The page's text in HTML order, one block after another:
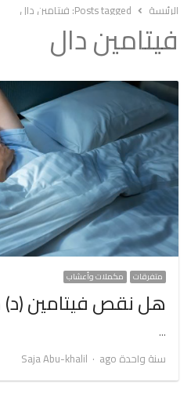
الرئيسة Posts tagged: فيتامين دال
فيتامين دال
متفرقات مكملات وأعشاب
هل نقص فيتامين (د)
…
سنة واحدة ago
Author
Saja Abu-khalil